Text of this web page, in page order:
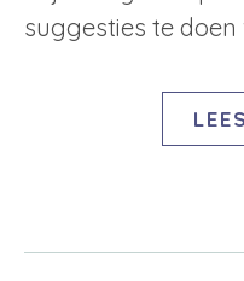
suggesties te doen